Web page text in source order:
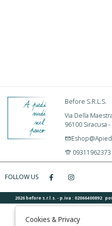
Before S.r.l.s.
Via Della
96100 Siracusa -
09311962373
FOLLOW US
2026 before s.r.l.s. - p.iva : 02066400892
Cookies & Privacy